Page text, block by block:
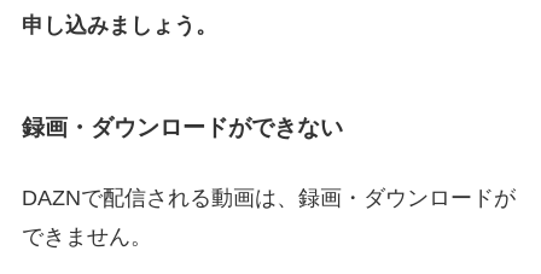
申し込みましょう。
録画・ダウンロードができない
DAZNで配信される動画は、録画・ダウンロードが
できません。